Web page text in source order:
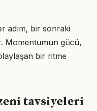
adım, bir sonraki
Momentumun gücü,
bir ritme
tavsiyeleri